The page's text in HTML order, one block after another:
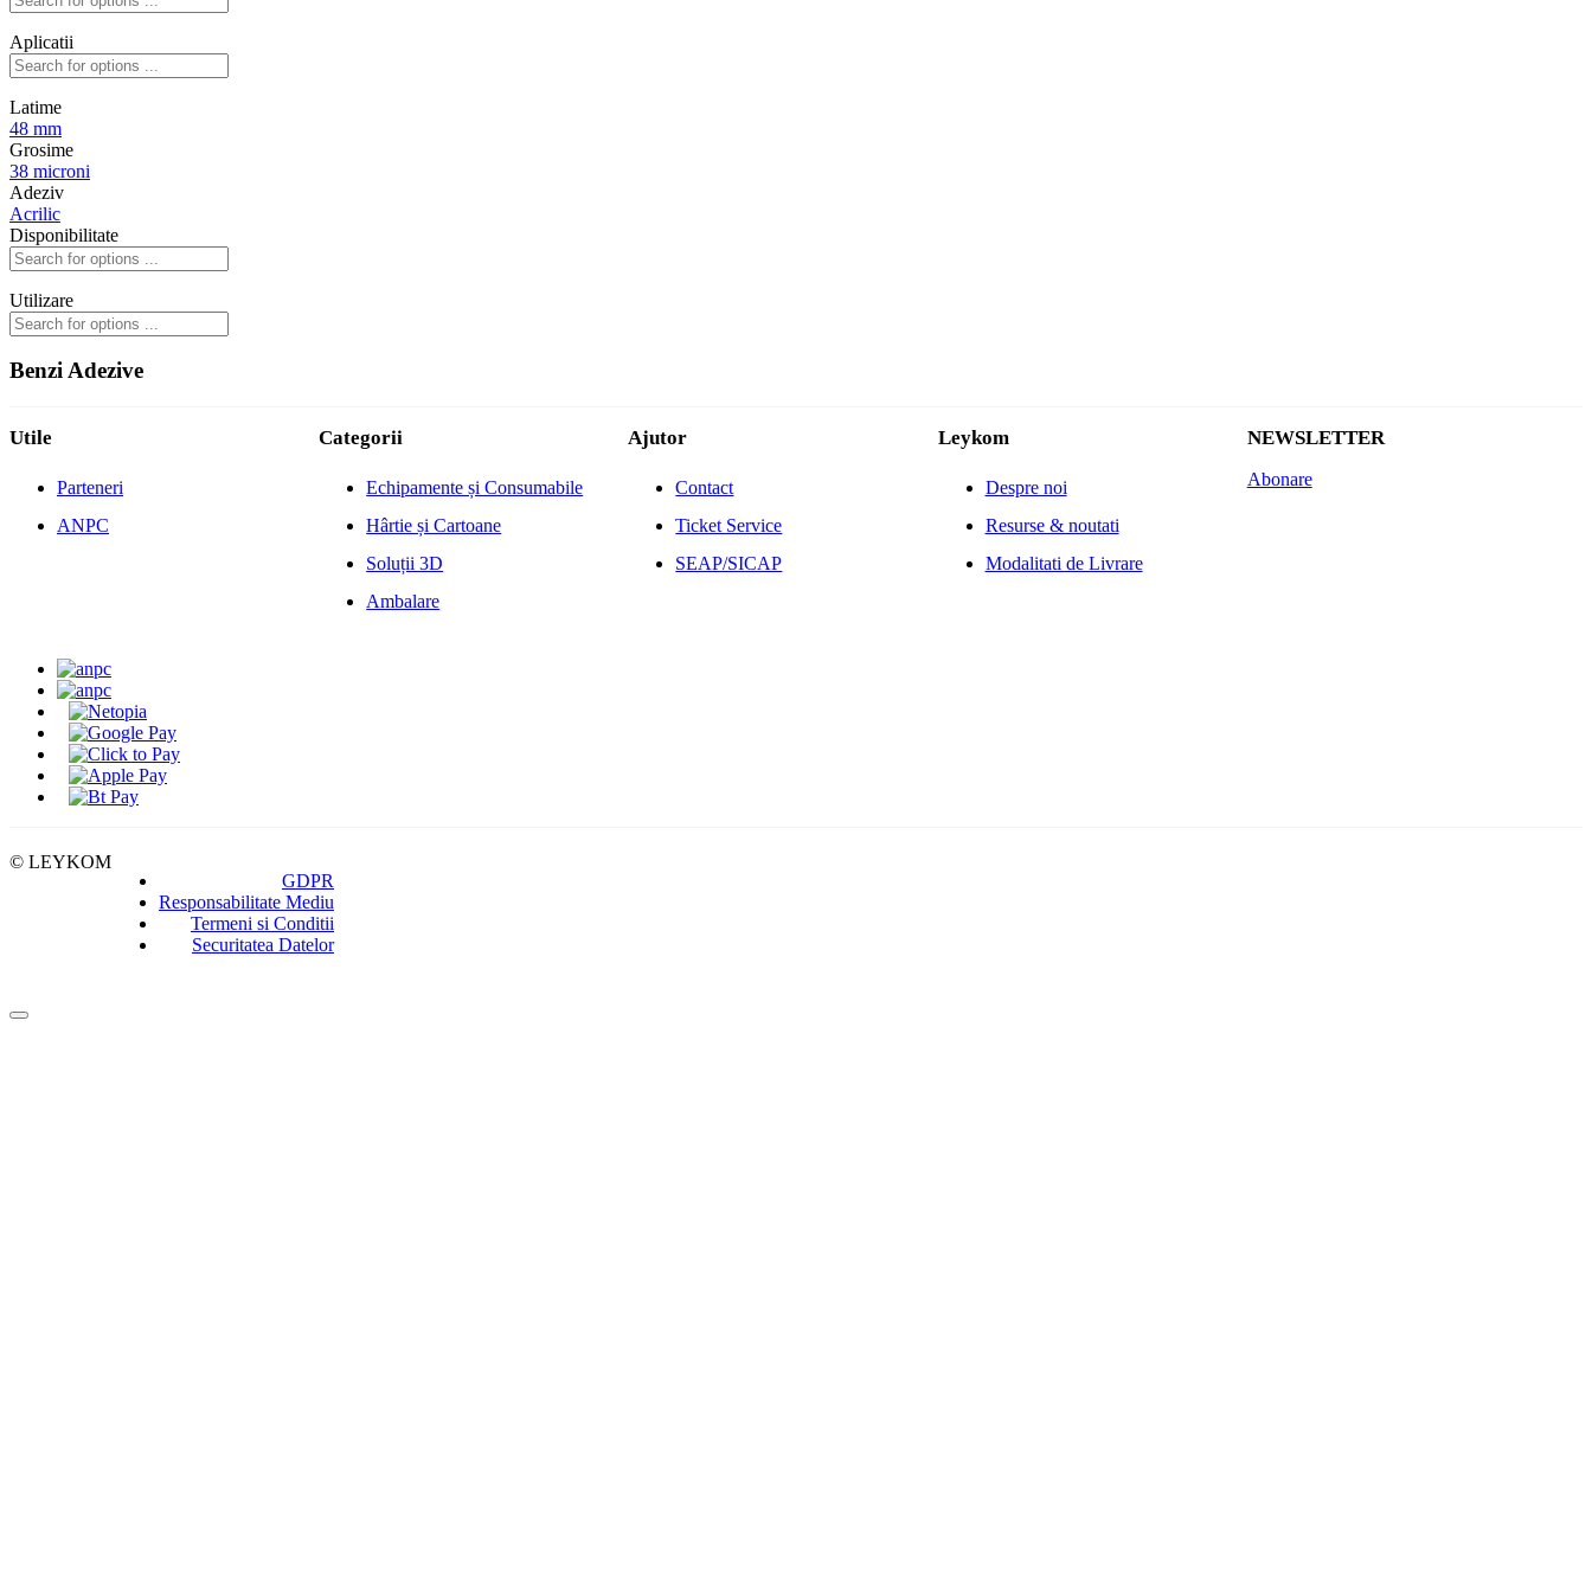
Aplicatii
Latime
48 mm
Grosime
38 microni
Adeziv
Acrilic
Disponibilitate
Utilizare
Benzi Adezive
Utile
Parteneri
ANPC
Categorii
Echipamente și Consumabile
Hârtie și Cartoane
Soluții 3D
Ambalare
Ajutor
Contact
Ticket Service
SEAP/SICAP
Leykom
Despre noi
Resurse & noutati
Modalitati de Livrare
NEWSLETTER
Abonare
© LEYKOM
GDPR
Responsabilitate Mediu
Termeni si Conditii
Securitatea Datelor